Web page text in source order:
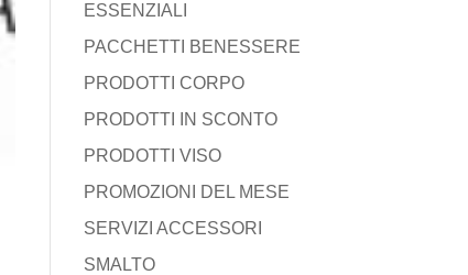
ESSENZIALI
PACCHETTI BENESSERE
PRODOTTI CORPO
PRODOTTI IN SCONTO
PRODOTTI VISO
PROMOZIONI DEL MESE
SERVIZI ACCESSORI
SMALTO